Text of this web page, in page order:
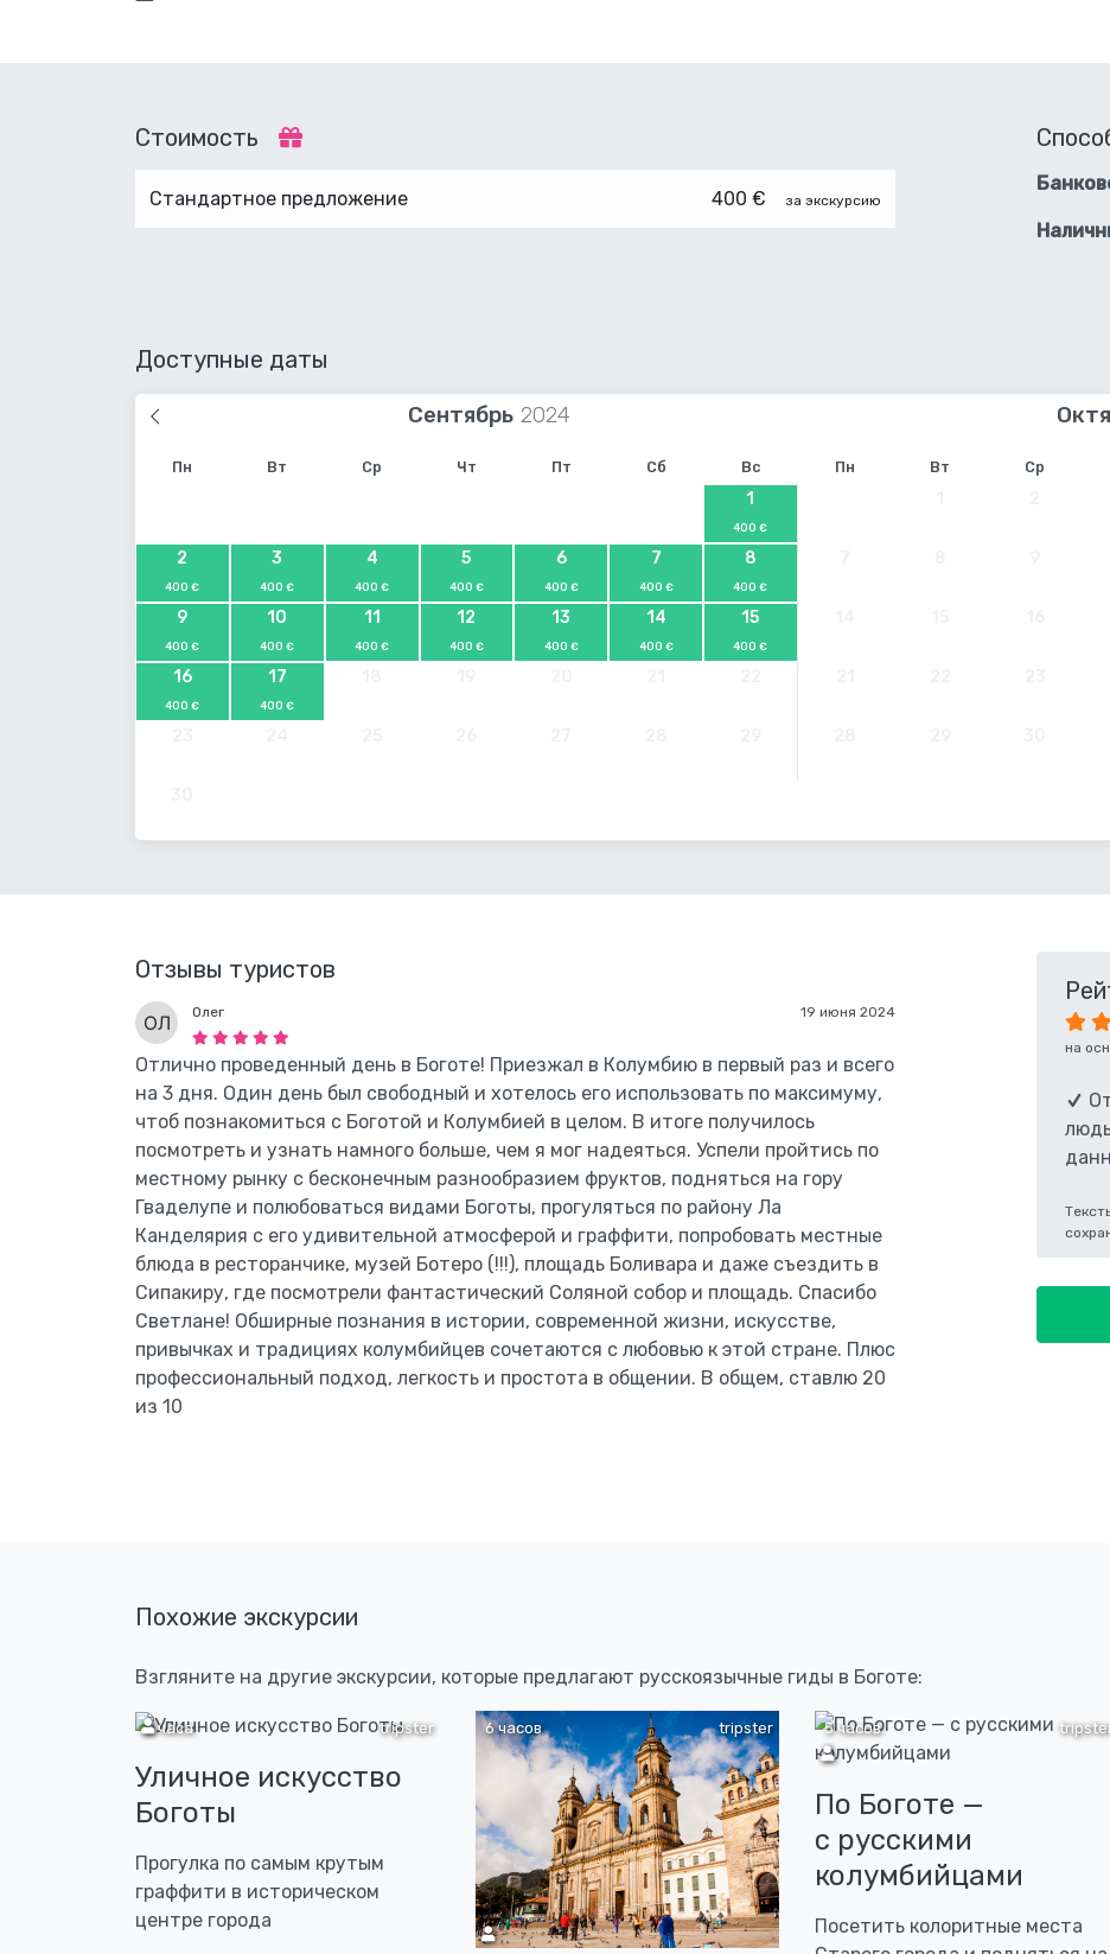
Стоимость
Стандартное предложение 400 € за экскурсию
Доступные даты
Сентябрь
Пн Вт Ср Чт Пт Сб Вс Пн Вт Ср
1
400 €
2
400 €
3
400 €
4
400 €
5
400 €
6
400 €
7
400 €
8
400 €
9
400 €
10
400 €
11
400 €
12
400 €
13
400 €
14
400 €
15
400 €
16
400 €
17
400 €
Отзывы туристов
19 июня 2024
Олег
Отлично проведенный день в Боготе! Приезжал в Колумбию в первый раз и всего
на 3 дня. Один день был свободный и хотелось его использовать по максимуму,
чтоб познакомиться с Боготой и Колумбией в целом. В итоге получилось
посмотреть и узнать намного больше, чем я мог надеяться. Успели пройтись по
местному рынку с бесконечным разнообразием фруктов, подняться на гору
Гваделупе и полюбоваться видами Боготы, прогуляться по району Ла
Канделярия с его удивительной атмосферой и граффити, попробовать местные
блюда в ресторанчике, музей Ботеро (!!!), площадь Боливара и даже съездить в
Сипакиру, где посмотрели фантастический Соляной собор и площадь. Спасибо
Светлане! Обширные познания в истории, современной жизни, искусстве,
привычках и традициях колумбийцев сочетаются с любовью к этой стране. Плюс
профессиональный подход, легкость и простота в общении. В общем, ставлю 20
из 10
на
Похожие экскурсии
Взгляните на другие экскурсии, которые предлагают русскоязычные гиды в Боготе:
tripster
3 часа
Уличное искусство
Боготы
Прогулка по самым крутым
граффити в историческом
центре города
tripster
6 часов 5 часов
По Боготе —
с русскими
колумбийцами
Посетить колоритные места